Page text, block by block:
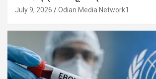
July 9, 2026 Odian Media Network1